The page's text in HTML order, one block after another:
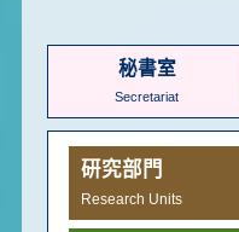
秘書室
Secretariat
研究部門
Research Units